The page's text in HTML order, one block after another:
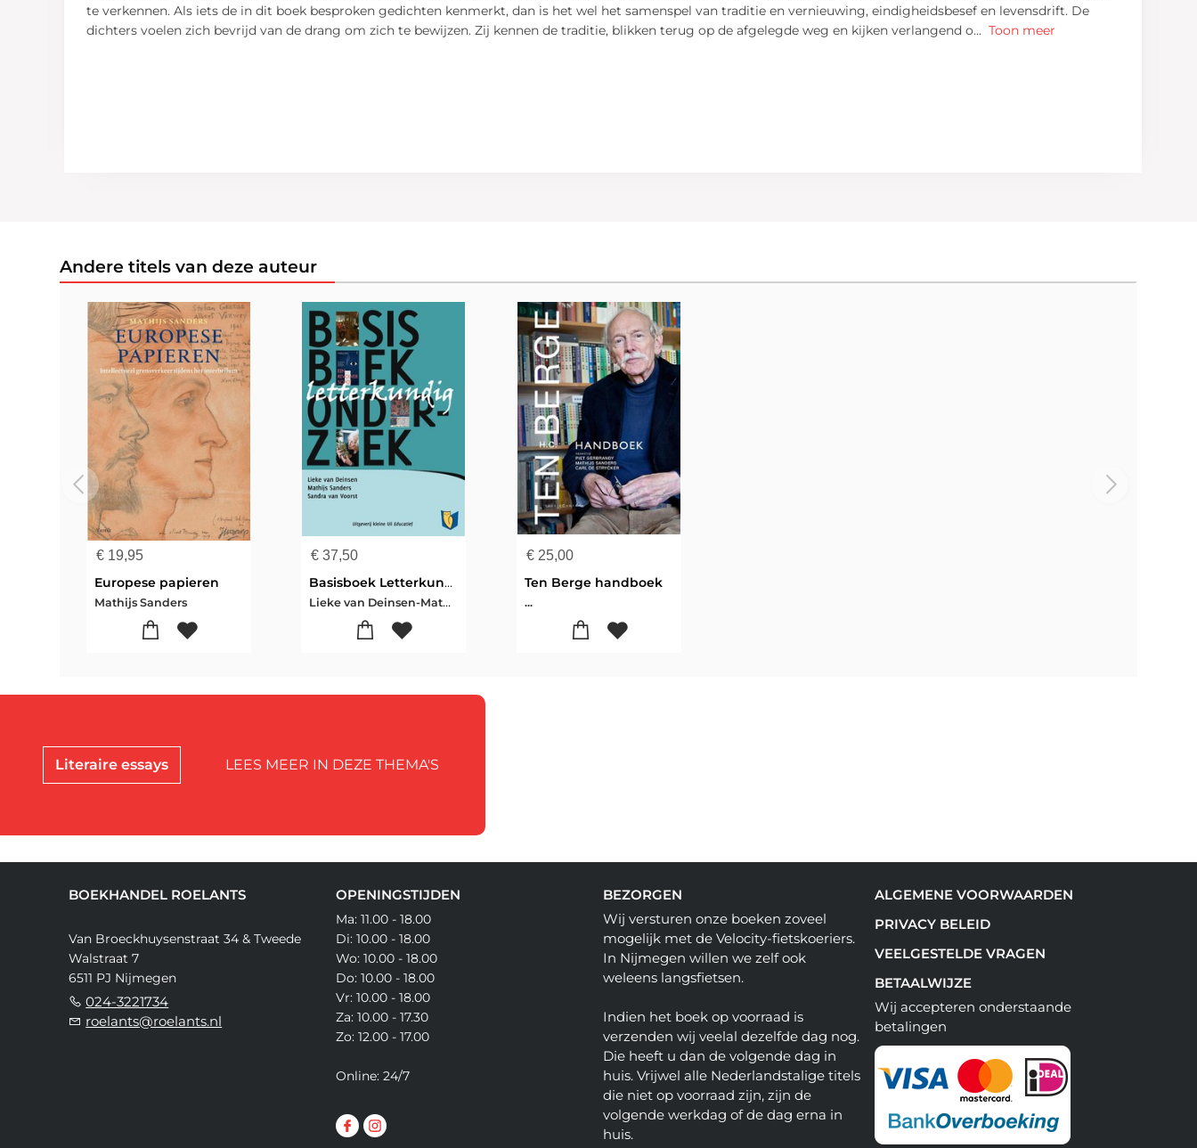
te verkennen. Als iets de in dit boek besproken gedichten kenmerkt, dan is het wel het samenspel van traditie en vernieuwing, eindigheidsbesef en levensdrift. De
dichters voelen zich bevrijd van de drang om zich te bewijzen. Zij kennen de traditie, blikken terug op de afgelegde weg en kijken verlangend o... Toon meer
Andere titels van deze auteur
€ 19,95
Europese papieren
Mathijs Sanders
€ 37,50
Basisboek Letterkundig Onderzoek
Lieke van Deinsen-Mathijs Sanders-Sandra van Voorst
€25,00
Ten Berge handboek
...
Literaire essays LEES MEER IN DEZE THEMA'S
BOEKHANDEL ROELANTS
Van Broeckhuysenstraat 34 & Tweede
Walstraat 7
6511 PJ Nijmegen
024-3221734
roelants@roelants.nl
OPENINGSTIJDEN
Ma: 11.00 - 18.00
Di: 10.00 - 18.00
Wo: 10.00 - 18.00
Do: 10.00 - 18.00
Vr: 10.00 - 18.00
Za: 10.00 - 17.30
Zo: 12.00 - 17.00
Online: 24/7
BEZORGEN
Wij versturen onze boeken zoveel
mogelijk met de Velocity-fietskoeriers.
In Nijmegen willen we zelf ook
weleens langsfietsen.
Indien het boek op voorraad is
verzenden wij veelal dezelfde dag nog.
Die heeft u dan de volgende dag in
huis. Vrijwel alle Nederlandstalige titels
die niet op voorraad zijn, zijn de
volgende werkdag of de dag erna in
huis.
ALGEMENE VOORWAARDEN
PRIVACY BELEID
VEELGESTELDE VRAGEN
BETAALWIJZE
Wij accepteren onderstaande
betalingen